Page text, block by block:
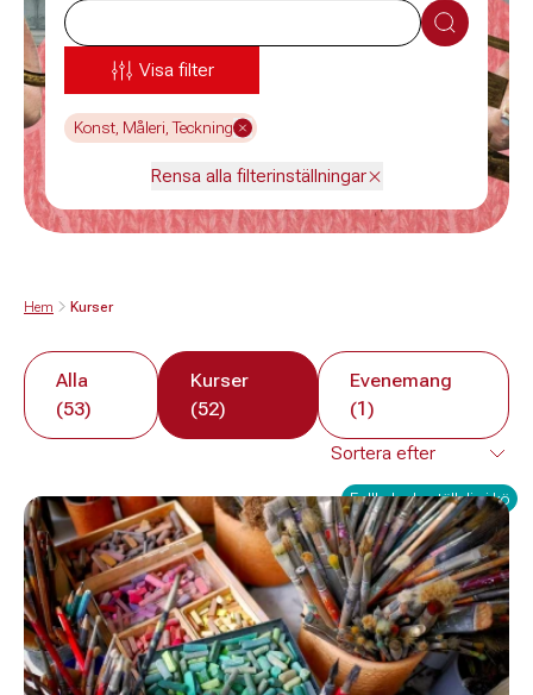
Sök
Visa filter
Konst, Måleri, Teckning
Rensa alla filterinställningar
Hem Kurser
Alla
(53)
Kurser
(52)
Evenemang
(1)
Fullbokad - ställ dig i kö